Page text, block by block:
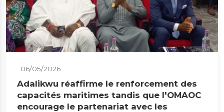
06/05/2026
Adalikwu réaffirme le renforcement des
capacités maritimes tandis que l'OMAOC
encourage le partenariat avec les